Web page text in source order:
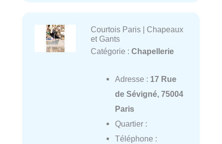
Courtois Paris | Chapeaux
et Gants
Catégorie : Chapellerie
Adresse : 17 Rue
de Sévigné, 75004
Paris
Quartier :
Téléphone :